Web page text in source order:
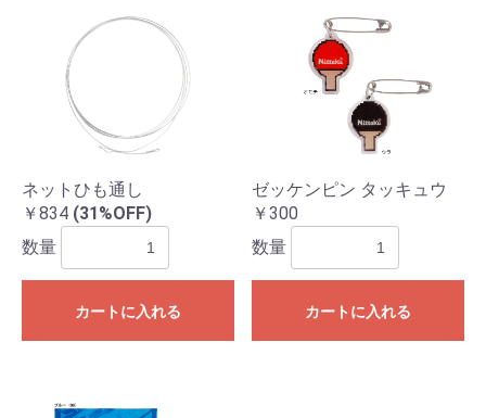
ネットひも通し
￥834 (31%OFF)
数量
カートに入れる
ゼッケンピン タッキュウ
￥300
数量
カートに入れる